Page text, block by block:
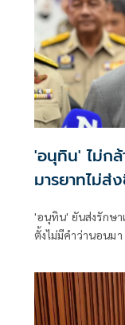
'อนุทิน' ไม่ก
มารยาทไม่ส่
'อนุทิน' ยันส่งรักษา
ตั้งไม่มีคำว่านอนมา ตอบแทนพท. ไม่ได้ว่าจะรักษามารยาท